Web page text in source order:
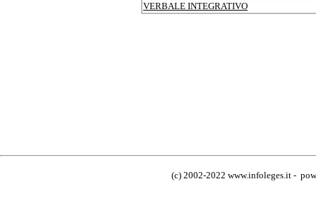
VERBALE INTEGRATIVO
(c) 2002-2022 www.infoleges.it -